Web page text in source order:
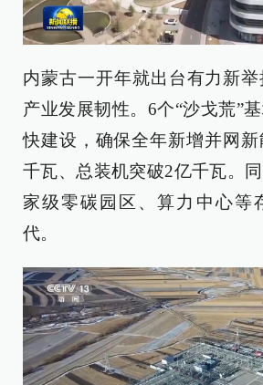
内蒙古一开年就出台有力新
产业发展韧性。6个“沙戈荒”
快建设，确保全年新增并网新
千瓦、总装机突破2亿千瓦。
家级零碳园区、算力中心等
代。